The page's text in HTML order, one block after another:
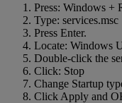
Press: Windows +
Type: services.msc
Press Enter.
Locate: Windows
Double-click the
Click: Stop
Change Startup
Click Apply and